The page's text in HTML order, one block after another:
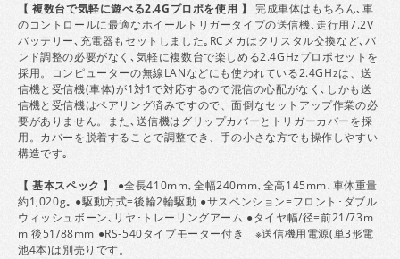
【 複数台で気軽に遊べる2.4Gプロポを使用 】
完成車体はもちろん､車
のコントロールに最適なホイールトリガータイプの送信機､走行用7.2V
バッテリー､充電器もセットしました｡RCメカはクリスタル交換など､バ
ンド調整の必要がなく､気軽に複数台で楽しめる2.4GHzプロポセットを
採用。コンピューターの無線LANなどにも使われている2.4GHzは、送
信機と受信機(車体)が1対1で対応するので混信の心配がなく､しかも送
信機と受信機はペアリング済みですので、面倒なセットアップ作業の必
要がありません。また､送信機はグリップカバーとトリガーカバーを採
用。カバーを脱着することで調整でき、手の小さな方でも操作しやすい
構造です｡
【 基本スペック 】
●全長410mm､全幅240mm､全高145mm､車体重量
約1,020g｡ ●駆動方式=後輪2輪駆動 ●サスペンション=フロント･ダブル
ウィッシュボーン､リヤ･トレーリングアーム ●タイヤ幅/径=前21/73m
m 後51/88mm ●RS-540タイプモーター付き ※送信機用電源(単3形電
池4本)は別売りです。